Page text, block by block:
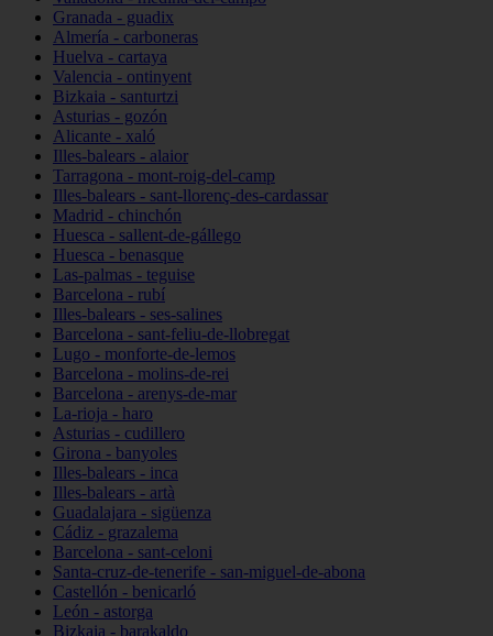
Granada - guadix
Almería - carboneras
Huelva - cartaya
Valencia - ontinyent
Bizkaia - santurtzi
Asturias - gozón
Alicante - xaló
Illes-balears - alaior
Tarragona - mont-roig-del-camp
Illes-balears - sant-llorenç-des-cardassar
Madrid - chinchón
Huesca - sallent-de-gállego
Huesca - benasque
Las-palmas - teguise
Barcelona - rubí
Illes-balears - ses-salines
Barcelona - sant-feliu-de-llobregat
Lugo - monforte-de-lemos
Barcelona - molins-de-rei
Barcelona - arenys-de-mar
La-rioja - haro
Asturias - cudillero
Girona - banyoles
Illes-balears - inca
Illes-balears - artà
Guadalajara - sigüenza
Cádiz - grazalema
Barcelona - sant-celoni
Santa-cruz-de-tenerife - san-miguel-de-abona
Castellón - benicarló
León - astorga
Bizkaia - barakaldo